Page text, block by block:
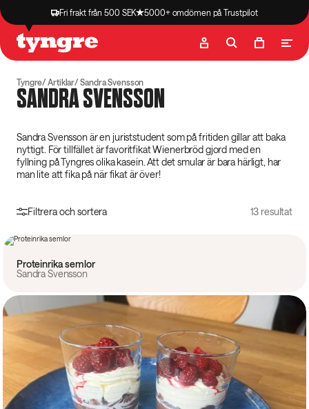
Fri frakt från 500 SEK 5000+ omdömen på Trustpilot
Butik Recept
Tyngre Artiklar Sandra Svensson
SANDRA SVENSSON
Sandra Svensson är en juriststudent som på fritiden gillar att baka
nyttigt. För tillfället är favoritfikat Wienerbröd gjord med en
fyllning på Tyngres olika kasein. Att det smular är bara härligt, har
man lite att fika på när fikat är över!
Filtrera och sortera 13 resultat
Proteinrika semlor
Sandra Svensson